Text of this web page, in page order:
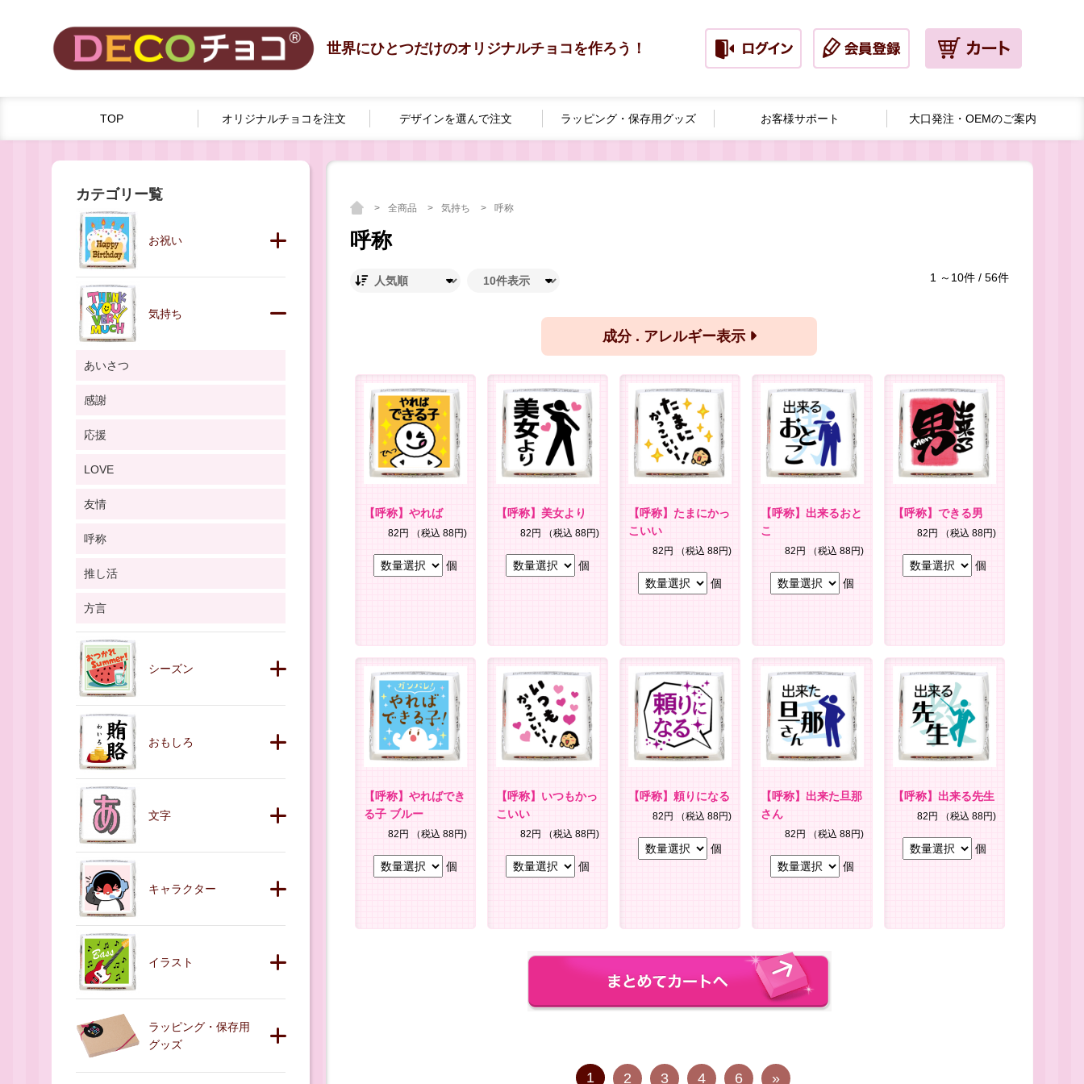
世界にひとつだけのオリジナルチョコを作ろう！
TOP オリジナルチョコを注文 デザインを選んで注文 ラッピング・ 保存用グッズ お客様サポート 大口発注・ OEMのご案内
全商品 気持ち 呼称
呼称
1 ～10件 / 56件
成分 . アレルギー表示
【呼称】やれば
82円 （税込 88円)
個
【呼称】美女より
82円 （税込 88円)
個
【呼称】たまにかっ
こいい
82円 （税込 88円)
個
【呼称】出来るおと
こ
82円 （税込 88円)
個
【呼称】できる男
82円 （税込 88円)
個
【呼称】やればでき
る子 ブルー
82円 （税込 88円)
個
【呼称】いつもかっ
こいい
82円 （税込 88円)
個
【呼称】頼りになる
82円 （税込 88円)
個
【呼称】出来た旦那
さん
82円 （税込 88円)
個
【呼称】出来る先生
82円 （税込 88円)
個
1 2 3 4 6 »
カテゴリー覧
お祝い
気持ち
あいさつ
感謝
応援
LOVE
友情
呼称
推し活
方言
シーズン
おもしろ
文字
キャラクター
イラスト
ラッピング・保存用
グッズ